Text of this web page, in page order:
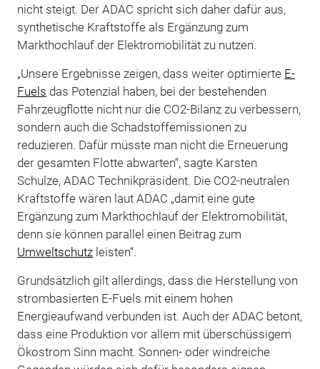
nicht steigt. Der ADAC spricht sich daher dafür aus,
synthetische Kraftstoffe als Ergänzung zum
Markthochlauf der Elektromobilität zu nutzen.
„Unsere Ergebnisse zeigen, dass weiter optimierte E-
Fuels das Potenzial haben, bei der bestehenden
Fahrzeugflotte nicht nur die CO2-Bilanz zu verbessern,
sondern auch die Schadstoffemissionen zu
reduzieren. Dafür müsste man nicht die Erneuerung
der gesamten Flotte abwarten“, sagte Karsten
Schulze, ADAC Technikpräsident. Die CO2-neutralen
Kraftstoffe wären laut ADAC „damit eine gute
Ergänzung zum Markthochlauf der Elektromobilität,
denn sie können parallel einen Beitrag zum
Umweltschutzleisten“.
Grundsätzlich gilt allerdings, dass die Herstellung von
strombasierten E-Fuels mit einem hohen
Energieaufwand verbunden ist. Auch der ADAC betont,
dass eine Produktion vor allem mit überschüssigem
Ökostrom Sinn macht. Sonnen- oder windreiche